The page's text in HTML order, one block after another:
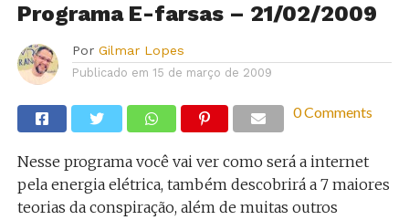
Programa E-farsas – 21/02/2009
Por Gilmar Lopes
Publicado em 15 de março de 2009
0 Comments
Nesse programa você vai ver como será a internet
pela energia elétrica, também descobrirá a 7 maiores
teorias da conspiração, além de muitas outros